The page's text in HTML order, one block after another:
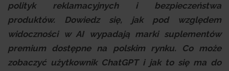
polityk reklamacyjnych i bezpieczeństwa
produktów. Dowiedz się, jak pod względem
widoczności w AI wypadają marki suplementów
premium dostępne na polskim rynku. Co może
zobaczyć użytkownik ChatGPT i jak to się ma do